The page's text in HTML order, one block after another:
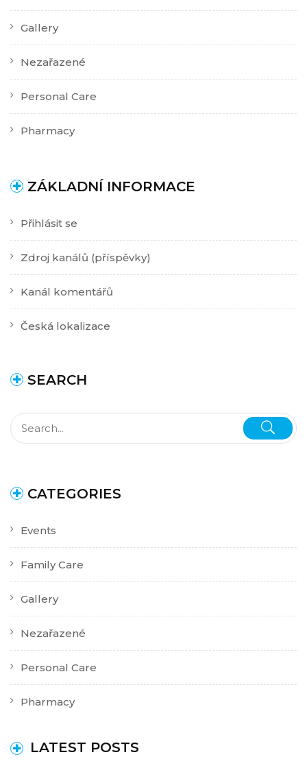
Gallery
Nezařazené
Personal Care
Pharmacy
ZÁKLADNÍ INFORMACE
Přihlásit se
Zdroj kanálů (příspěvky)
Kanál komentářů
Česká lokalizace
SEARCH
CATEGORIES
Events
Family Care
Gallery
Nezařazené
Personal Care
Pharmacy
LATEST POSTS